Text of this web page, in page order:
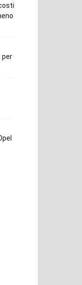
per